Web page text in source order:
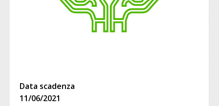
Data scadenza
11/06/2021